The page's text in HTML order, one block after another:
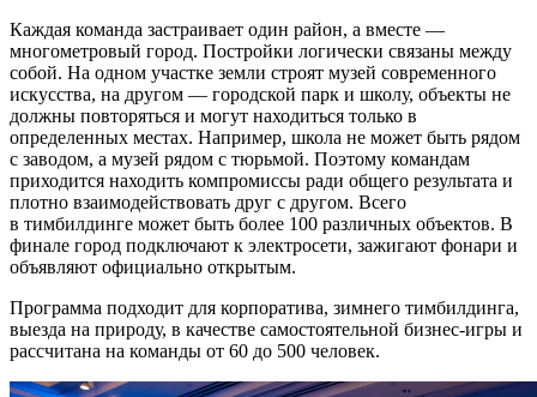
Каждая команда застраивает один район, а вместе —
многометровый город. Постройки логически связаны между
собой. На одном участке земли строят музей современного
искусства, на другом — городской парк и школу, объекты не
должны повторяться и могут находиться только в
определенных местах. Например, школа не может быть рядом
с заводом, а музей рядом с тюрьмой. Поэтому командам
приходится находить компромиссы ради общего результата и
плотно взаимодействовать друг с другом. Всего
в тимбилдинге может быть более 100 различных объектов. В
финале город подключают к электросети, зажигают фонари и
объявляют официально открытым.
Программа подходит для корпоратива, зимнего тимбилдинга,
выезда на природу, в качестве самостоятельной бизнес-игры и
рассчитана на команды от 60 до 500 человек.